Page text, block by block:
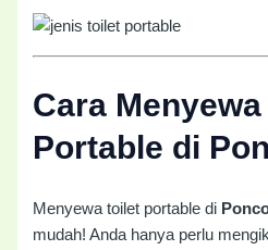
Cara
Portable di
Menyewa toilet portable di
mudah! Anda hanya perlu